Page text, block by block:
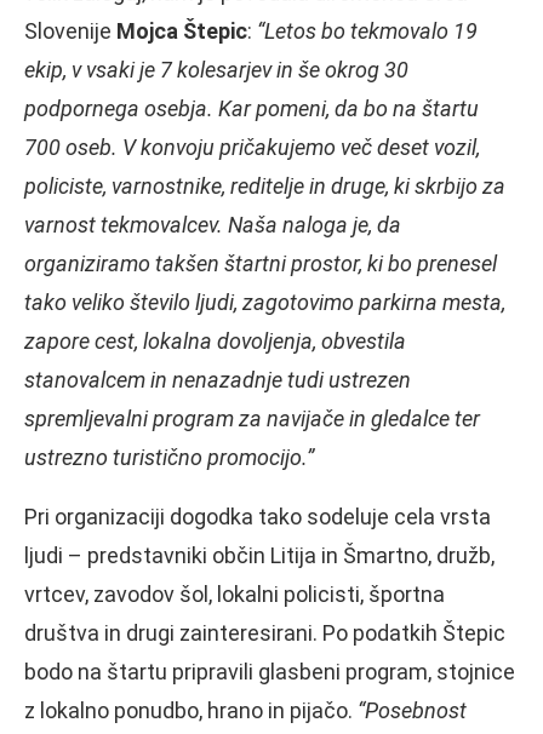
Slovenije Mojca Štepic: “Letos bo tekmovalo 19
ekip, v vsaki je 7 kolesarjev in še okrog 30
podpornega osebja. Kar pomeni, da bo na štartu
700 oseb. V konvoju pričakujemo več deset vozil,
policiste, varnostnike, reditelje in druge, ki skrbijo za
varnost tekmovalcev. Naša naloga je, da
organiziramo takšen štartni prostor, ki bo prenesel
tako veliko število ljudi, zagotovimo parkirna mesta,
zapore cest, lokalna dovoljenja, obvestila
stanovalcem in nenazadnje tudi ustrezen
spremljevalni program za navijače in gledalce ter
ustrezno turistično promocijo.”
Pri organizaciji dogodka tako sodeluje cela vrsta
ljudi – predstavniki občin Litija in Šmartno, družb,
vrtcev, zavodov šol, lokalni policisti, športna
društva in drugi zainteresirani. Po podatkih Štepic
bodo na štartu pripravili glasbeni program, stojnice
z lokalno ponudbo, hrano in pijačo. “Posebnost